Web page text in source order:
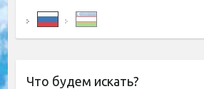
Что будем искать?